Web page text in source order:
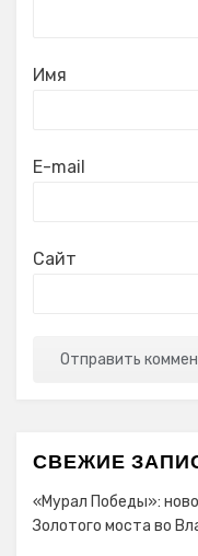
Имя
E-mail
Сайт
СВЕЖИЕ
«Мурал Победы»:
Золотого моста во